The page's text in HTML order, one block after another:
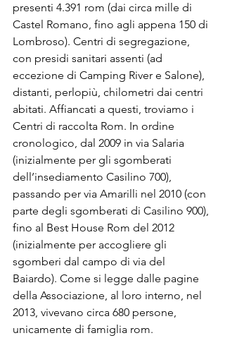
presenti 4.391 rom (dai circa mille di
Castel Romano, fino agli appena 150 di
Lombroso). Centri di segregazione,
con presidi sanitari assenti (ad
eccezione di Camping River e Salone),
distanti, perlopiù, chilometri dai centri
abitati. Affiancati a questi, troviamo i
Centri di raccolta Rom. In ordine
cronologico, dal 2009 in via Salaria
(inizialmente per gli sgomberati
dell’insediamento Casilino 700),
passando per via Amarilli nel 2010 (con
parte degli sgomberati di Casilino 900),
fino al Best House Rom del 2012
(inizialmente per accogliere gli
sgomberi dal campo di via del
Baiardo). Come si legge dalle pagine
della Associazione, al loro interno, nel
2013, vivevano circa 680 persone,
unicamente di famiglia rom.